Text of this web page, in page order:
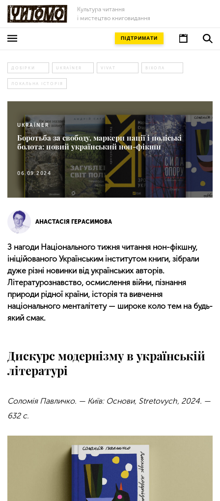
Культура читання
і мистецтво книговидання
ПІДТРИМАТИ
ДОБІРКИ UKRAЇNER VIVAT ВІХОЛА
ЛОКАЛЬНА ІСТОРІЯ
UKRAЇNER
Боротьба за свободу, маркери нації і поліські
болота: новий український нон-фікшн
06.09.2024
АНАСТАСІЯ ГЕРАСИМОВА
З нагоди Національного тижня читання нон-фікшну,
ініційованого Українським інститутом книги, зібрали
дуже різні новинки від українських авторів.
Літературознавство, осмислення війни, пізнання
природи рідної країни, історія та вивчення
національного менталітету — широке коло тем на будь-
який смак.
Дискурс модернізму в українській
літературі
Соломія Павличко. — Київ: Основи, Stretovych, 2024. —
632 с.